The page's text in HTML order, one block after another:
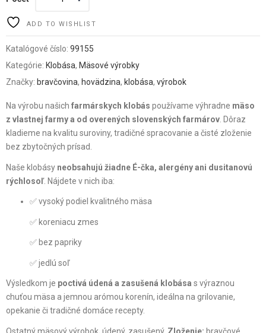
ADD TO WISHLIST
Katalógové číslo: 99155
Kategórie: Klobása, Mäsové výrobky
Značky: bravčovina, hovädzina, klobása, výrobok
Na výrobu našich farmárskych klobás používame výhradne mäso
z vlastnej farmy a od overených slovenských farmárov . Dôraz
kladieme na kvalitu suroviny, tradičné spracovanie a čisté zloženie
bez zbytočných prísad.
Naše klobásy neobsahujú žiadne É-čka, alergény ani dusitanovú
rýchlosoľ. Nájdete v nich iba:
✅ vysoký podiel kvalitného mäsa
✅ koreniacu zmes
✅ bez papriky
✅ jedlú soľ
Výsledkom je poctivá údená a zasušená klobása s výraznou
chuťou mäsa a jemnou arómou korenín, ideálna na grilovanie,
opekanie či tradičné domáce recepty.
Ostatný mäsový výrobok, údený, zasušený. Zloženie: bravčové